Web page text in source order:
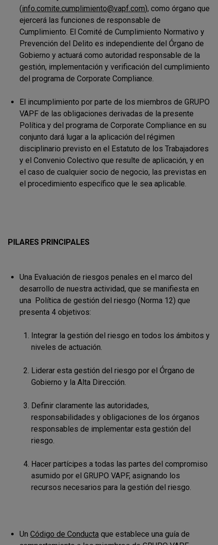
(info.comite.cumplimiento@vapf.com), como órgano que
ejercerá las funciones de responsable de
Cumplimiento. El Comité de Cumplimiento Normativo y
Prevención del Delito es independiente del Órgano de
Gobierno y actuará como autoridad responsable de la
gestión, implementación y verificación del cumplimiento
del programa de Corporate Compliance.
El incumplimiento por parte de los miembros de GRUPO
VAPF de las obligaciones derivadas de la presente
Política y del programa de Corporate Compliance en su
conjunto dará lugar a la aplicación del régimen
disciplinario previsto en el Estatuto de los Trabajadores
y el Convenio Colectivo que resulte de aplicación, y en
el caso de cualquier socio de negocio, las previstas en
el procedimiento específico que le sea aplicable.
PILARES PRINCIPALES
Una Evaluación de riesgos penales en el marco del
desarrollo de nuestra actividad, que se manifiesta en
una Política de gestión del riesgo (Norma 12) que
presenta 4 objetivos:
Integrar la gestión del riesgo en todos los ámbitos y
niveles de actuación.
Liderar esta gestión del riesgo por el Órgano de
Gobierno y la Alta Dirección.
Definir claramente las autoridades,
responsabilidades y obligaciones de los órganos
responsables de implementar esta gestión del
riesgo.
Hacer partícipes a todas las partes del compromiso
asumido por el GRUPO VAPF, asignando los
recursos necesarios para la gestión del riesgo.
Un Código de Conducta que establece una guía de